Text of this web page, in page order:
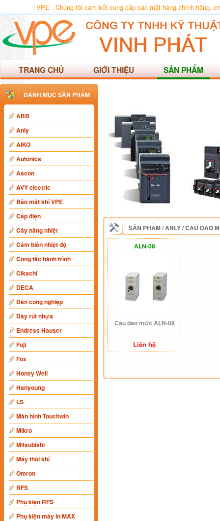
VPE - Chúng tôi cam kết cung cấp các mặt hàng chính hãng,
TRANG CHỦ GIỚI THIỆU SẢN PHẨM
DANH MỤC SẢN PHẨM
ABB
Anly
AIKO
Autonics
Ascon
AVY electric
Báo mất khí VPE
Cáp điện
Cây nâng nhiệt
Cảm biến nhiệt độ
Công tắc hành trình
Cikachi
DECA
Đèn công nghiệp
Dây rút nhựa
Endress Hauser
Fuji
Fox
Honey Well
Hanyoung
LS
Màn hình Touchwin
Mikro
Mitsubishi
Máy thổi khí
Omron
RFS
Phụ kiện RFS
Phụ kiện máy in MAX
SẢN PHẨM/ANLY/CẦU DAO
ALN-08
Cầu dao mức ALN-08
Liên hệ